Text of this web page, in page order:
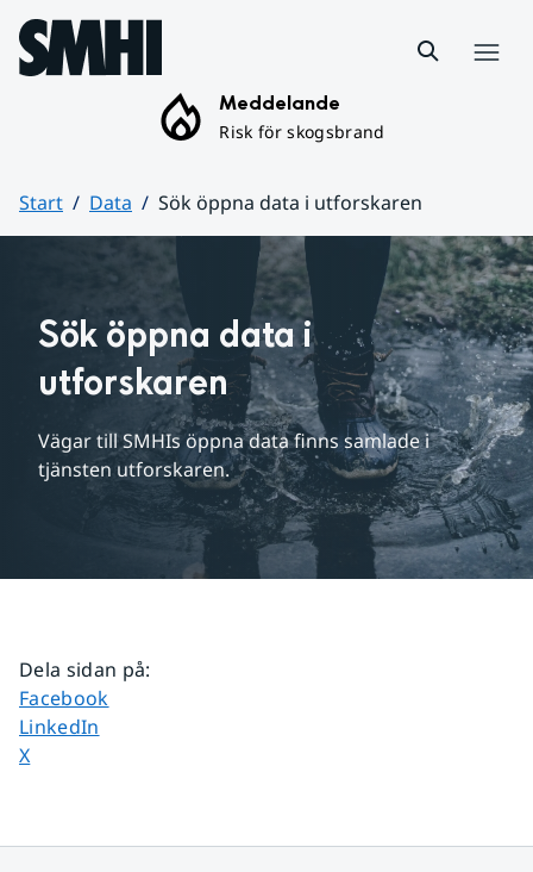
Hoppa till sidans innehåll
Meddelande
Risk för skogsbrand
Start Data
Sök öppna data i utforskaren
Huvudinnehåll
Sök öppna data i
utforskaren
Vägar till SMHIs öppna data finns samlade i
tjänsten utforskaren.
Dela sidan på:
Dela sidan på
Facebook
Dela sidan på
LinkedIn
Dela sidan på
X